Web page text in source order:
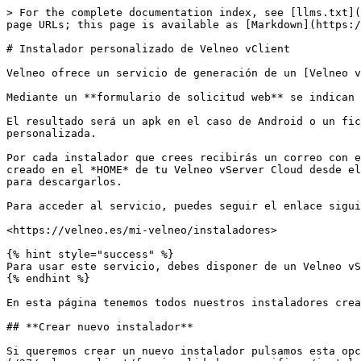
> For the complete documentation index, see [llms.txt](https://doc.velneo.com/llms.txt). Markdown versions of documentation pages are available by appending `.md` to page URLs; this page is available as [Markdown](https://doc.velneo.com/27/velneo-vclient/funcionalidades-especificas/instalador-personalizado-de-velneo-vclient.md).

# Instalador personalizado de Velneo vClient

Velneo ofrece un servicio de generación de un [Velneo vClient](/27/velneo-vclient/que-es-velneo-vclient.md) personalizado para **Windows (64 bits)** y **Android**.

Mediante un **formulario de solicitud web** se indican los textos, su configuración y las imágenes que se usarán.

El resultado será un apk en el caso de Android o un fichero ejecutable en el caso de Windows que instalarán Velneo vClient y generará una ventana de conexión personalizada.

Por cada instalador que crees recibirás un correo con el enlace para su su descarga. Si bien ese enlace es temporal podrás encontrar todos los instaladores que has creado en el *HOME* de tu Velneo vServer Cloud desde el que lo hayas generado, al que puedes acceder vía [sftp](/27/velneo-cloud/explorador-de-archivos-cloud-sftp.md) para descargarlos.

Para acceder al servicio, puedes seguir el enlace siguiente:

<https://velneo.es/mi-velneo/instaladores>

{% hint style="success" %}
Para usar este servicio, debes disponer de un Velneo vServer Cloud. Te recomendamos uses el de la cuenta asociada a tu suscripción.
{% endhint %}

En esta página tenemos todos nuestros instaladores creados y contaremos con las siguientes opciones:

## **Crear nuevo instalador**

Si queremos crear un nuevo instalador pulsamos esta opción y nos mostrará un formulario con la información necesaria. Ver el punto [Formulario nuevo Instalador](/27/velneo-vclient/funcionalidades-especificas/instalador-personalizado-de-velneo-vclient.md#formulario-nuevo-instalador).

Toda la información necesaria para generar los instaladores se guarda en el directorio del Velneo vServer en Cloud asociado al email logueado (directorio `$HOME/installers`). De hecho, una vez generados los binarios instaladores (.exe en el caso de windows y .apk en el caso de Android) podrás encontrarlos también en esa carpeta (organizadas por `nombreInstalador/Version`).

{% hint style="danger" %}
No manipules esas carpetas de forma manual. Usar para ello la página de [Mis instaladores](https://velneo.es/mi-velneo/instaladores).
{% endhint %}

## Nueva versión

Si ya disponemos de un instalador creado y lo que queremos es generar una nueva versión, usaremos esta opción.

Nos preguntará si queremos duplicar la última versión disponible de este instalador o crearla desde cero. En el primer caso, en el siguiente formulario nos solicitará la nueva versión de nuestra aplicación y la versión de Velneo a usar. En el segundo caso nos mostrará el punto [Formulario nuevo Instalador](/27/velneo-vclient/funcionalidades-especificas/instalador-personalizado-de-velneo-vclient.md#formulario-nuevo-instalador).

## Eliminar seleccionados

Desde esta opción podemos eliminar definitivamente (tanto la configuración